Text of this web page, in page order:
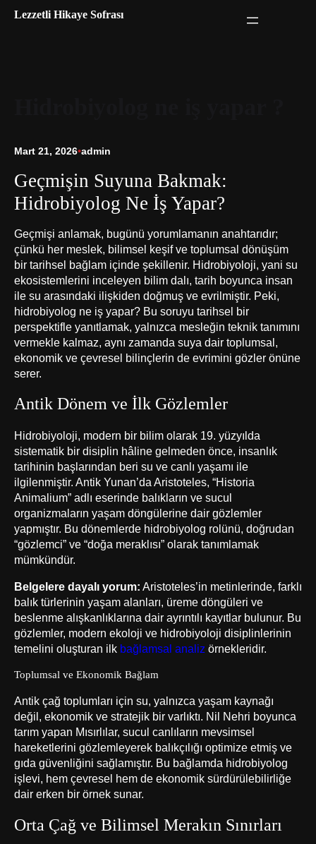
Lezzetli Hikaye Sofrası
Mart 21, 2026•admin
Geçmişin Suyuna Bakmak:
Hidrobiyolog Ne İş Yapar?
Geçmişi anlamak, bugünü yorumlamanın anahtarıdır;
çünkü her meslek, bilimsel keşif ve toplumsal dönüşüm
bir tarihsel bağlam içinde şekillenir. Hidrobiyoloji, yani su
ekosistemlerini inceleyen bilim dalı, tarih boyunca insan
ile su arasındaki ilişkiden doğmuş ve evrilmiştir. Peki,
hidrobiyolog ne iş yapar? Bu soruyu tarihsel bir
perspektifle yanıtlamak, yalnızca mesleğin teknik tanımını
vermekle kalmaz, aynı zamanda suya dair toplumsal,
ekonomik ve çevresel bilinçlerin de evrimini gözler önüne
serer.
Antik Dönem ve İlk Gözlemler
Hidrobiyoloji, modern bir bilim olarak 19. yüzyılda
sistematik bir disiplin hâline gelmeden önce, insanlık
tarihinin başlarından beri su ve canlı yaşamı ile
ilgilenmiştir. Antik Yunan’da Aristoteles, “Historia
Animalium” adlı eserinde balıkların ve sucul
organizmaların yaşam döngülerine dair gözlemler
yapmıştır. Bu dönemlerde hidrobiyolog rolünü, doğrudan
“gözlemci” ve “doğa meraklısı” olarak tanımlamak
mümkündür.
Belgelere dayalı yorum: Aristoteles’in metinlerinde, farklı
balık türlerinin yaşam alanları, üreme döngüleri ve
beslenme alışkanlıklarına dair ayrıntılı kayıtlar bulunur. Bu
gözlemler, modern ekoloji ve hidrobiyoloji disiplinlerinin
temelini oluşturan ilk bağlamsal analiz örnekleridir.
Toplumsal ve Ekonomik Bağlam
Antik çağ toplumları için su, yalnızca yaşam kaynağı
değil, ekonomik ve stratejik bir varlıktı. Nil Nehri boyunca
tarım yapan Mısırlılar, sucul canlıların mevsimsel
hareketlerini gözlemleyerek balıkçılığı optimize etmiş ve
gıda güvenliğini sağlamıştır. Bu bağlamda hidrobiyolog
işlevi, hem çevresel hem de ekonomik sürdürülebilirliğe
dair erken bir örnek sunar.
Orta Çağ ve Bilimsel Merakın Sınırları